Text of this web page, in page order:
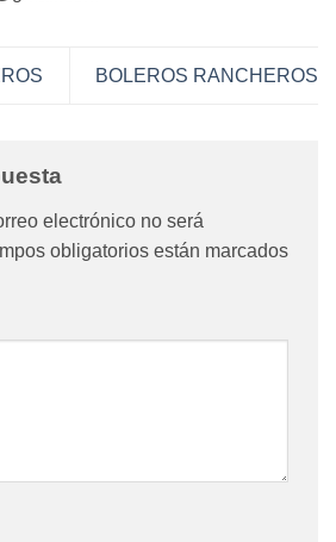
BOLEROS RANCHEROS
electrónico no será
obligatorios están marcados